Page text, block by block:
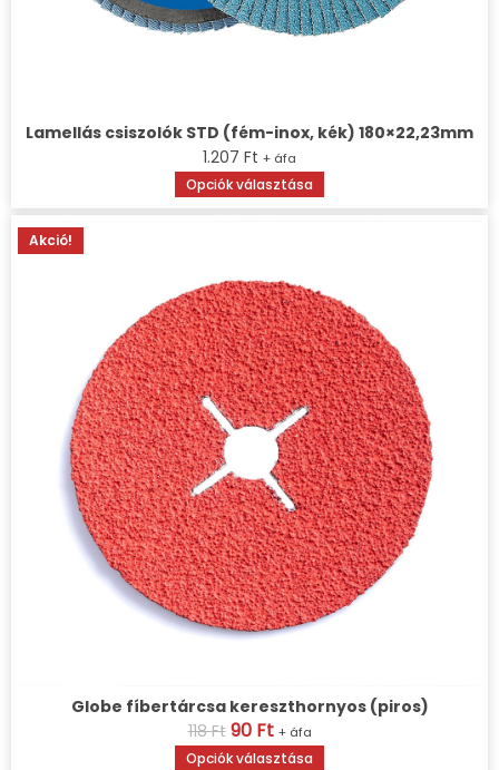
Lamellás csiszolók STD (fém-inox, kék) 180×22,23mm
1.207 Ft + áfa
Opciók választása
Akció!
Globe fíbertárcsa kereszthornyos (piros)
118Ft 90 Ft + áfa
Opciók választása